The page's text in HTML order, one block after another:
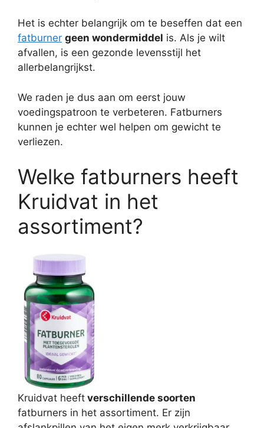
Het is echter belangrijk om te beseffen dat een
fatburner geen wondermiddel is. Als je wilt
afvallen, is een gezonde levensstijl het
allerbelangrijkst.
We raden je dus aan om eerst jouw
voedingspatroon te verbeteren. Fatburners
kunnen je echter wel helpen om gewicht te
verliezen.
Welke fatburners heeft
Kruidvat in het
assortiment?
Kruidvat heeft verschillende soorten
fatburners in het assortiment. Er zijn